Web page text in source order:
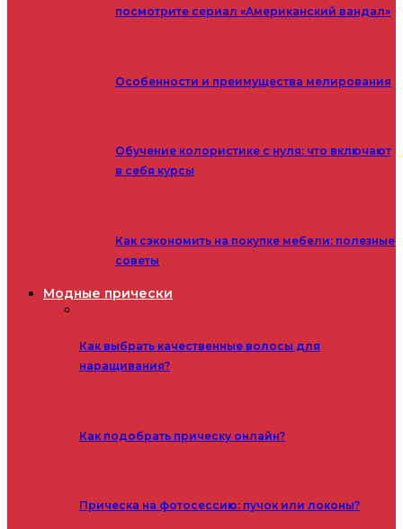
посмотрите сериал «Американский вандал»
Особенности и преимущества мелирования
Обучение колористике с нуля: что включают
в себя курсы
Как сэкономить на покупке мебели: полезные
советы
Модные прически
Как выбрать качественные волосы для
наращивания?
Как подобрать прическу онлайн?
Прическа на фотосессию: пучок или локоны?